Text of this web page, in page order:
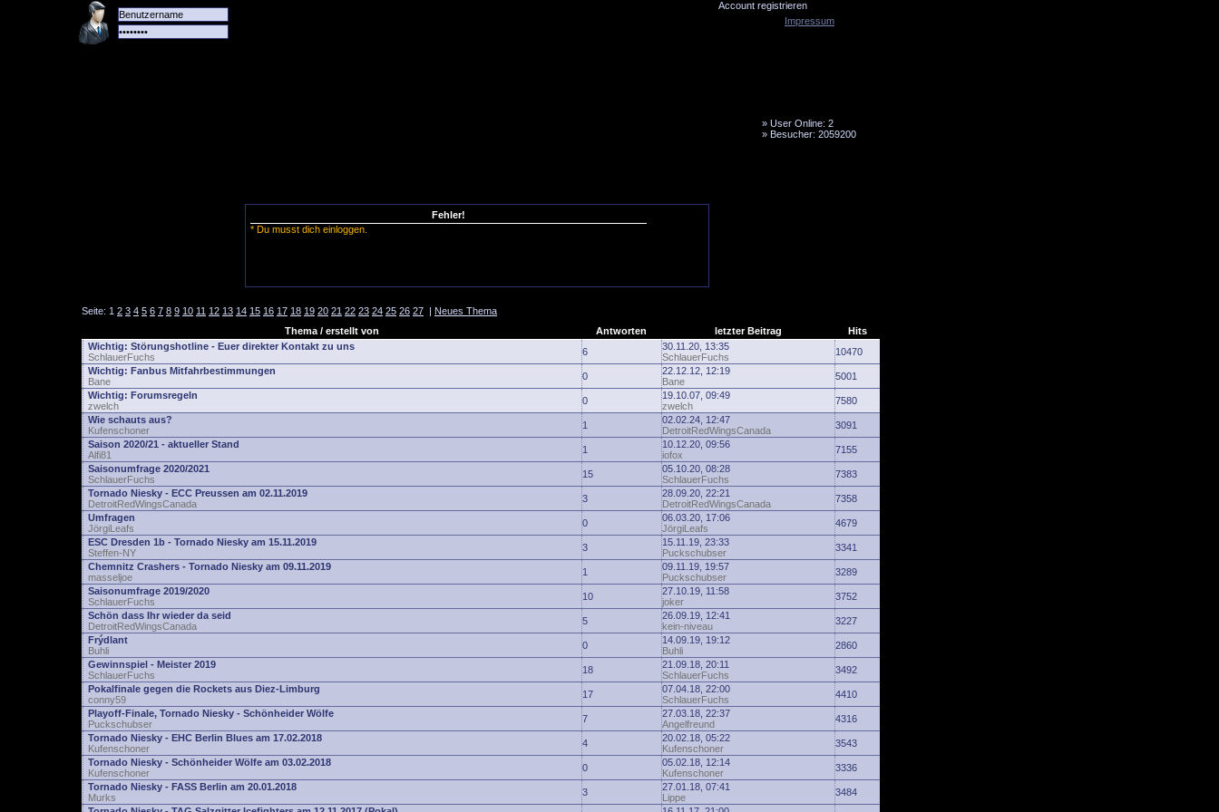
Account registrieren
» User Online: 2
» Besucher: 2059200
Fehler!
* Du musst dich einloggen.
Seite: 1 2 3 4 5 6 7 8 9 10 11 12 13 14 15 16 17 18 19 20 21 22 23 24 25 26 27 | Neues Thema
Thema / erstellt von
Antworten letzter Beitrag
Hits
Wichtig: Störungshotline - Euer direkter Kontakt zu uns
SchlauerFuchs
6
30.11.20, 13:35
SchlauerFuchs
10470
Wichtig: Fanbus Mitfahrbestimmungen
Bane
0
22.12.12, 12:19
Bane
5001
Wichtig: Forumsregeln
zwelch
0
19.10.07, 09:49
zwelch
7580
Wie schauts aus?
Kufenschoner
1
02.02.24, 12:47
DetroitRedWingsCanada
3091
Saison 2020/21 - aktueller Stand
Alfi81
1
10.12.20, 09:56
iofox
7155
Saisonumfrage 2020/2021
SchlauerFuchs
15
05.10.20, 08:28
SchlauerFuchs
7383
Tornado Niesky - ECC Preussen am 02.11.2019
DetroitRedWingsCanada
3
28.09.20, 22:21
DetroitRedWingsCanada
7358
Umfragen
JörgiLeafs
0
06.03.20, 17:06
JörgiLeafs
4679
ESC Dresden 1b - Tornado Niesky am 15.11.2019
Steffen-NY
3
15.11.19, 23:33
Puckschubser
3341
Chemnitz Crashers - Tornado Niesky am 09.11.2019
masseljoe
1
09.11.19, 19:57
Puckschubser
3289
Saisonumfrage 2019/2020
SchlauerFuchs
10
27.10.19, 11:58
joker
3752
Schön dass Ihr wieder da seid
DetroitRedWingsCanada
5
26.09.19, 12:41
kein-niveau
3227
Frýdlant
Buhli
0
14.09.19, 19:12
Buhli
2860
Gewinnspiel - Meister 2019
SchlauerFuchs
18
21.09.18, 20:11
SchlauerFuchs
3492
Pokalfinale gegen die Rockets aus Diez-Limburg
conny59
17
07.04.18, 22:00
SchlauerFuchs
4410
Playoff-Finale, Tornado Niesky - Schönheider Wölfe
Puckschubser
7
27.03.18, 22:37
Angelfreund
4316
Tornado Niesky - EHC Berlin Blues am 17.02.2018
Kufenschoner
4
20.02.18, 05:22
Kufenschoner
3543
Tornado Niesky - Schönheider Wölfe am 03.02.2018
Kufenschoner
0
05.02.18, 12:14
Kufenschoner
3336
Tornado Niesky - FASS Berlin am 20.01.2018
Murks
3
27.01.18, 07:41
Lippe
3484
Impressum